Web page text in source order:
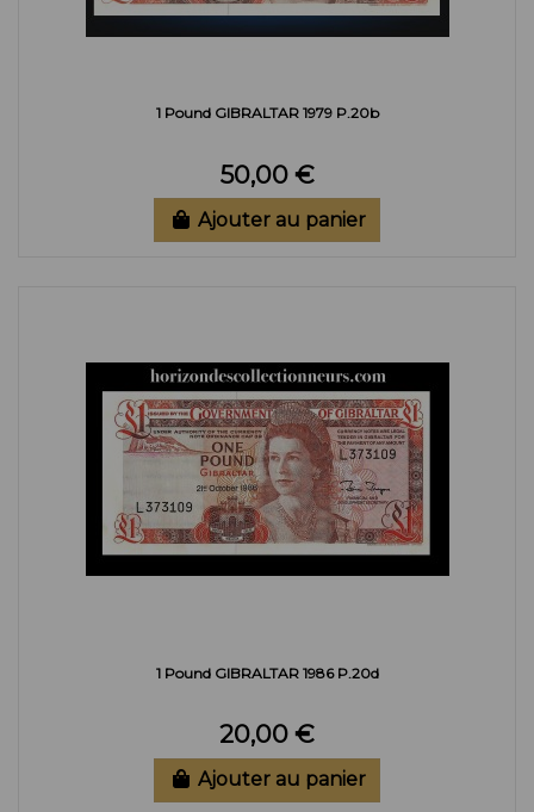
1 Pound GIBRALTAR 1979 P.20b
50,00 €
Ajouter au panier
1 Pound GIBRALTAR 1986 P.20d
20,00 €
Ajouter au panier